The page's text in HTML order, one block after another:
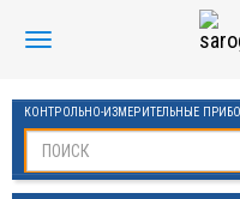
КОНТРОЛЬНО-ИЗМЕРИТЕЛЬНЫЕ